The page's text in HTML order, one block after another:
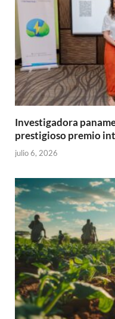
Investigadora
prestigioso premio
julio 6, 2026